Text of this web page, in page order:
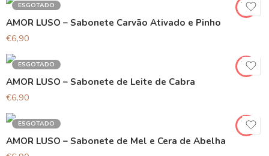
ESGOTADO
AMOR LUSO – Sabonete Carvão Ativado e Pinho
€6,90
ESGOTADO
AMOR LUSO – Sabonete de Leite de Cabra
€6,90
ESGOTADO
AMOR LUSO – Sabonete de Mel e Cera de Abelha